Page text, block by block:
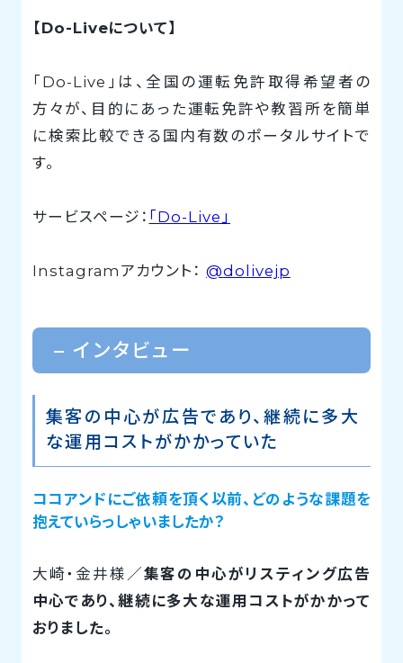
【Do-Liveについて】
「Do-Live」は、全国の運転免許取得希望者の
方々が、目的にあった運転免許や教習所を簡単
に検索比較できる国内有数のポータルサイトで
す。
サービスページ： 「Do-Live」
Instagramアカウント：@dolivejp
– インタビュー
集客の中心が広告であり、継続に多大
な運用コストがかかっていた
ココアンドにご依頼を頂く以前、どのような課題を
抱えていらっしゃいましたか？
大崎・金井様／集客の中心がリスティング広告
中心であり、継続に多大な運用コストがかかって
おりました。